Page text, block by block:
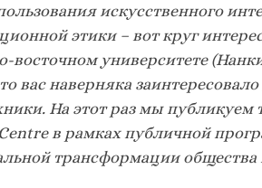
искусственного
этики – вот круг
университете
вас наверняка заинтересовало
На этот раз мы публикуем
в рамках публичной
трансформации общества